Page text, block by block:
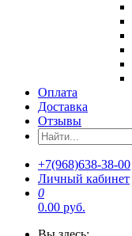
Оплата
Доставка
Отзывы
+7(968)638-38-00
Личный кабинет
0
0.00 руб.